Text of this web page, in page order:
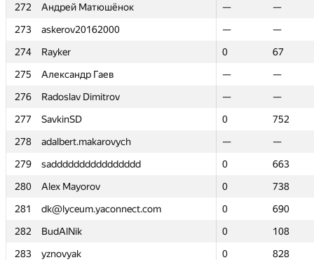
272
Андрей Матюшёнок —
—
273
askerov20162000 —
—
274
Rayker 0
67
275
Александр Гаев —
—
276
Radoslav Dimitrov —
—
277
SavkinSD 0
752
278
adalbert.makarovych —
—
279
sadddddddddddddddd 0
663
280
Alex Mayorov 0
738
281
dk@lyceum.yaconnect.com 0
690
282
BudAlNik 0
108
283
yznovyak 0
828
272
Андрей Матюшёнок —
—
273
askerov20162000 —
—
274
Rayker 0
67
275
Александр Гаев —
—
276
Radoslav Dimitrov —
—
277
SavkinSD 0
752
278
adalbert.makarovych —
—
279
sadddddddddddddddd 0
663
280
Alex Mayorov 0
738
281
dk@lyceum.yaconnect.com 0
690
282
BudAlNik 0
108
283
yznovyak 0
828